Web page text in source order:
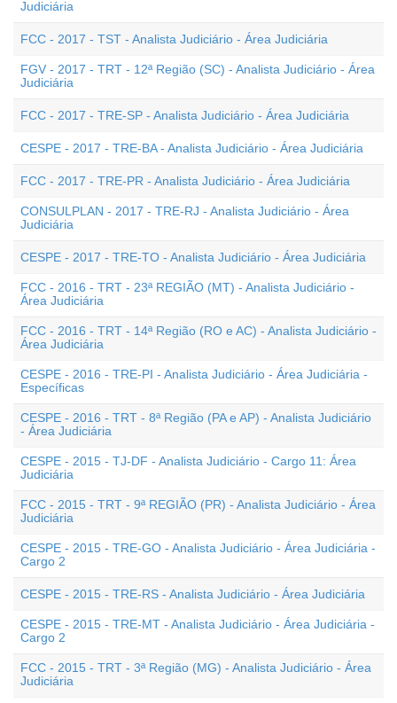
Judiciária
FCC - 2017 - TST - Analista Judiciário - Área Judiciária
FGV - 2017 - TRT - 12ª Região (SC) - Analista Judiciário - Área
Judiciária
FCC - 2017 - TRE-SP - Analista Judiciário - Área Judiciária
CESPE - 2017 - TRE-BA - Analista Judiciário - Área Judiciária
FCC - 2017 - TRE-PR - Analista Judiciário - Área Judiciária
CONSULPLAN - 2017 - TRE-RJ - Analista Judiciário - Área
Judiciária
CESPE - 2017 - TRE-TO - Analista Judiciário - Área Judiciária
FCC - 2016 - TRT - 23ª REGIÃO (MT) - Analista Judiciário -
Área Judiciária
FCC - 2016 - TRT - 14ª Região (RO e AC) - Analista Judiciário -
Área Judiciária
CESPE - 2016 - TRE-PI - Analista Judiciário - Área Judiciária -
Específicas
CESPE - 2016 - TRT - 8ª Região (PA e AP) - Analista Judiciário
- Área Judiciária
CESPE - 2015 - TJ-DF - Analista Judiciário - Cargo 11: Área
Judiciária
FCC - 2015 - TRT - 9ª REGIÃO (PR) - Analista Judiciário - Área
Judiciária
CESPE - 2015 - TRE-GO - Analista Judiciário - Área Judiciária -
Cargo 2
CESPE - 2015 - TRE-RS - Analista Judiciário - Área Judiciária
CESPE - 2015 - TRE-MT - Analista Judiciário - Área Judiciária -
Cargo 2
FCC - 2015 - TRT - 3ª Região (MG) - Analista Judiciário - Área
Judiciária